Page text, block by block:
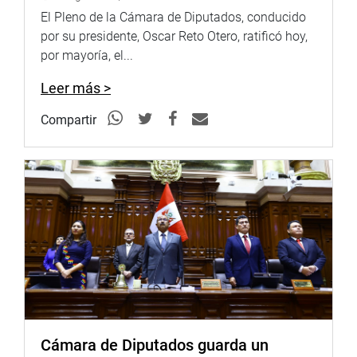
respectivos integrantes.
También respaldó la propuesta Esther Saavedra Vela
(FP). Ella criticó severamente el aprovechamiento de
ciertas empresas de transportes y de otros rubros que
aprovecharon para pretender lucrar y abusar con alzas de
precios en plena emergencia en las zonas afectadas.
Yonhy Lescano Ancieta (AP) apoyó los alcances de la
propuesta en debate, y adelantó que su bancada votaría a
favor de la aprobación del dictamen. También criticó
severamente a aquellos que se aprovecharon de la
emergencia para lucrar en medio del dolor de la
población. Asimismo, saludó el proyecto en debate, y
planteó que se restituyera esos delitos de acaparamiento
y especulación y que no solo sean aplicados y regir en
zonas declaradas en emergencia.
Otros legisladores que apoyaron la iniciativa fueron César
El Pleno de la Cámara de Diputados, conducido
por su presidente, Oscar Reto Otero, ratificó hoy,
por mayoría, el...
Leer más >
Compartir
Cámara de Diputados guarda un